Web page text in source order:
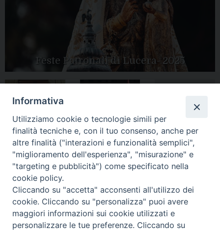
Feste Patronali di Lucera- 2025
Apertura Anno
Mariae in Diocesi
Tutte le gallery
CONTATTI:
LUCERA: Piazza Duomo, 13 - 71036 Lucera (FG) − tel.
0881/520882 - e-mail: info@diocesiluceratroia.it
Segreteria del
Vescovo: tel/fax 0881/522244 - e-mail:
vescovo@diocesiluceratroia.it
TROIA : Piazza Episcopio - 71029 Troia (FG) − tel. 0881/977051
Informativa
Utilizziamo cookie o tecnologie simili per
finalità tecniche e, con il tuo consenso, anche per
altre finalità ("interazioni e funzionalità semplici",
"miglioramento dell'esperienza", "misurazione" e
"targeting e pubblicità") come specificato nella
cookie policy.
Cliccando su "accetta" acconsenti all'utilizzo dei
cookie. Cliccando su "personalizza" puoi avere
maggiori informazioni sui cookie utilizzati e
personalizzare le tue preferenze. Cliccando su